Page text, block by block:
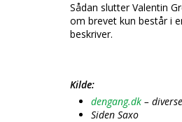
Sådan slutter Valentin
om brevet kun består i
beskriver.
Kilde:
dengang.dk –
Siden Saxo